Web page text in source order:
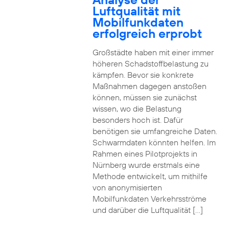
Luftqualität mit
Mobilfunkdaten
erfolgreich erprobt
Großstädte haben mit einer immer
höheren Schadstoffbelastung zu
kämpfen. Bevor sie konkrete
Maßnahmen dagegen anstoßen
können, müssen sie zunächst
wissen, wo die Belastung
besonders hoch ist. Dafür
benötigen sie umfangreiche Daten.
Schwarmdaten könnten helfen. Im
Rahmen eines Pilotprojekts in
Nürnberg wurde erstmals eine
Methode entwickelt, um mithilfe
von anonymisierten
Mobilfunkdaten Verkehrsströme
und darüber die Luftqualität […]